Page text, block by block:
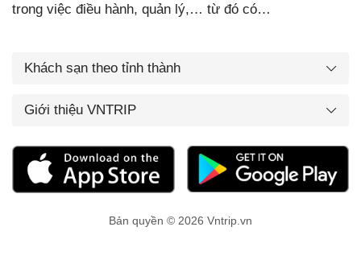
trong việc điều hành, quản lý,… từ đó có…
Khách sạn theo tỉnh thành
Giới thiệu VNTRIP
Bản quyền © 2026 Vntrip.vn